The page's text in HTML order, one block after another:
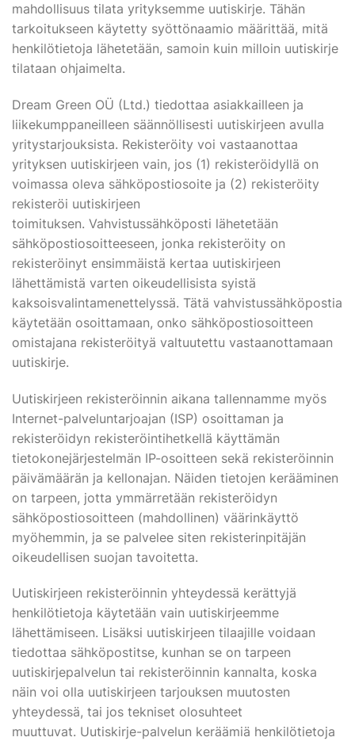
mahdollisuus tilata yrityksemme uutiskirje. Tähän
tarkoitukseen käytetty syöttönaamio määrittää, mitä
henkilötietoja lähetetään, samoin kuin milloin uutiskirje
tilataan ohjaimelta.
Dream Green OÜ (Ltd.) tiedottaa asiakkailleen ja
liikekumppaneilleen säännöllisesti uutiskirjeen avulla
yritystarjouksista. Rekisteröity voi vastaanottaa
yrityksen uutiskirjeen vain, jos (1) rekisteröidyllä on
voimassa oleva sähköpostiosoite ja (2) rekisteröity
rekisteröi uutiskirjeen
toimituksen. Vahvistussähköposti lähetetään
sähköpostiosoitteeseen, jonka rekisteröity on
rekisteröinyt ensimmäistä kertaa uutiskirjeen
lähettämistä varten oikeudellisista syistä
kaksoisvalintamenettelyssä. Tätä vahvistussähköpostia
käytetään osoittamaan, onko sähköpostiosoitteen
omistajana rekisteröityä valtuutettu vastaanottamaan
uutiskirje.
Uutiskirjeen rekisteröinnin aikana tallennamme myös
Internet-palveluntarjoajan (ISP) osoittaman ja
rekisteröidyn rekisteröintihetkellä käyttämän
tietokonejärjestelmän IP-osoitteen sekä rekisteröinnin
päivämäärän ja kellonajan. Näiden tietojen kerääminen
on tarpeen, jotta ymmärretään rekisteröidyn
sähköpostiosoitteen (mahdollinen) väärinkäyttö
myöhemmin, ja se palvelee siten rekisterinpitäjän
oikeudellisen suojan tavoitetta.
Uutiskirjeen rekisteröinnin yhteydessä kerättyjä
henkilötietoja käytetään vain uutiskirjeemme
lähettämiseen. Lisäksi uutiskirjeen tilaajille voidaan
tiedottaa sähköpostitse, kunhan se on tarpeen
uutiskirjepalvelun tai rekisteröinnin kannalta, koska
näin voi olla uutiskirjeen tarjouksen muutosten
yhteydessä, tai jos tekniset olosuhteet
muuttuvat. Uutiskirje-palvelun keräämiä henkilötietoja